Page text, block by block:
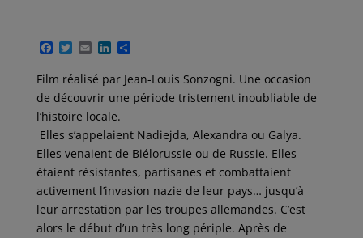
F
c
e
b
o
o
k
T
i
t
t
e
r
E
a
i
l
L
n
k
e
d
I
n
P
r
t
a
r
Film réalisé par Jean-Louis Sonzogni. Une occasion
de découvrir une période tristement inoubliable de
l’histoire locale.
Elles s’appelaient Nadiejda, Alexandra ou Galya.
Elles venaient de Biélorussie ou de Russie. Elles
étaient résistantes, partisanes et combattaient
activement l’invasion nazie de leur pays… jusqu’à
leur arrestation par les troupes allemandes. C’est
alors le début d’un très long périple. Après de